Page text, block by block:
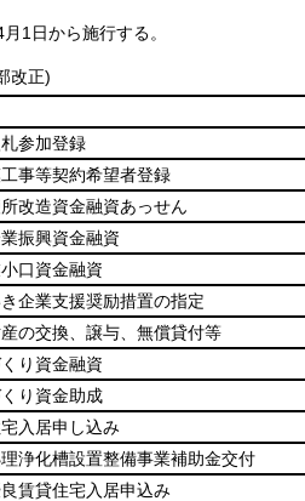
1日から施行する。
改正)
参加登録
事等契約希望者登録
改造資金融資あっせん
振興資金融資
口資金融資
企業支援奨励措置の指定
の交換、譲与、無償貸付等
り資金融資
り資金助成
入居申し込み
浄化槽設置整備事業補助金交付
賃貸住宅入居申込み